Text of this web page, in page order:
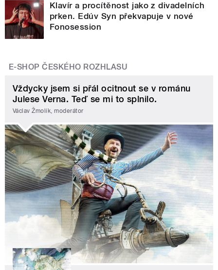
Klavír a procítěnost jako z divadelních
prken. Edúv Syn překvapuje v nové
Fonosession
E-SHOP ČESKÉHO ROZHLASU
Vždycky jsem si přál ocitnout se v románu
Julese Verna. Teď se mi to splnilo.
Václav Žmolík, moderátor